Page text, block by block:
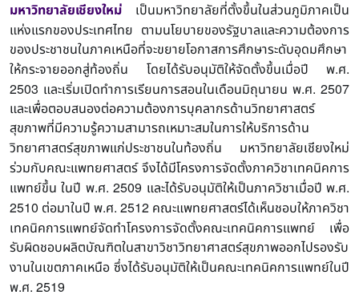
มหาวิทยาลัยเชียงใหม่
เป็นมหาวิทยาลัยที่ตั้งขึ้นในส่วนภูมิภาคเป็น
แห่งแรกของประเทศไทย ตามนโยบายของรัฐบาลและความต้องการ
ของประชาชนในภาคเหนือที่จะขยายโอกาสการศึกษาระดับอุดมศึกษา
ให้กระจายออกสู่ท้องถิ่น
โดยได้รับอนุมัติให้จัดตั้งขึ้นเมื่อปี พ.ศ.
2503 และเริ่มเปิดทำการเรียนการสอนในเดือนมิถุนายน พ.ศ. 2507
และเพื่อตอบสนองต่อความต้องการบุคลากรด้านวิทยาศาสตร์
สุขภาพที่มีความรู้ความสามารถเหมาะสมในการให้บริการด้าน
วิทยาศาสตร์สุขภาพแก่ประชาชนในท้องถิ่น
มหาวิทยาลัยเชียงใหม่
ร่วมกับคณะแพทยศาสตร์ จึงได้มีโครงการจัดตั้งภาควิชาเทคนิคการ
แพทย์ขึ้น ในปี พ.ศ. 2509 และได้รับอนุมัติให้เป็นภาควิชาเมื่อปี พ.ศ.
2510 ต่อมาในปี พ.ศ. 2512 คณะแพทยศาสตร์ได้เห็นชอบให้ภาควิชา
เทคนิคการแพทย์จัดทำโครงการจัดตั้งคณะเทคนิคการแพทย์
เพื่อ
รับผิดชอบผลิตบัณฑิตในสาขาวิชาวิทยาศาสตร์สุขภาพออกไปรองรับ
งานในเขตภาคเหนือ ซึ่งได้รับอนุมัติให้เป็นคณะเทคนิคการแพทย์ในปี
พ.ศ. 2519